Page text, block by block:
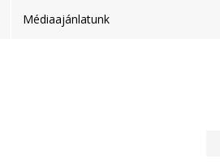
Médiaajánlatunk